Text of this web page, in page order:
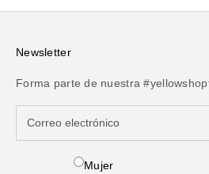
Newsletter
Forma parte de nuestra
Mujer